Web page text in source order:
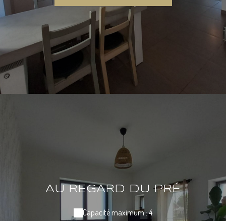
AU REGARD DU PRÉ
Capacité maximum : 4